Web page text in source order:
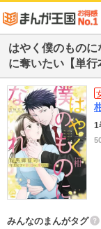
はやく僕のもの
に奪いたい【単行
1
みんなのまんがタグ